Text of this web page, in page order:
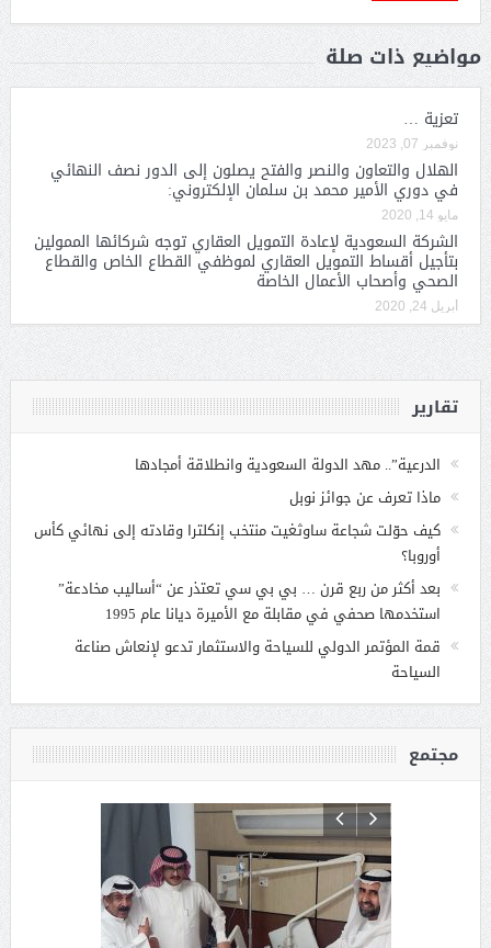
مواضيع ذات صلة
تعزية …
نوفمبر 07, 2023
الهلال والتعاون والنصر والفتح يصلون إلى الدور نصف النهائي
في دوري الأمير محمد بن سلمان الإلكتروني:
مايو 14, 2020
الشركة السعودية لإعادة التمويل العقاري توجه شركائها الممولين
بتأجيل أقساط التمويل العقاري لموظفي القطاع الخاص والقطاع
الصحي وأصحاب الأعمال الخاصة
أبريل 24, 2020
تقارير
الدرعية”.. مهد الدولة السعودية وانطلاقة أمجادها
ماذا تعرف عن جوائز نوبل
كيف حوّلت شجاعة ساوثغيت منتخب إنكلترا وقادته إلى نهائي كأس
أوروبا؟
بعد أكثر من ربع قرن … بي بي سي تعتذر عن “أساليب مخادعة”
استخدمها صحفي في مقابلة مع الأميرة ديانا عام 1995
قمة المؤتمر الدولي للسياحة والاستثمار تدعو لإنعاش صناعة
السياحة
مجتمع